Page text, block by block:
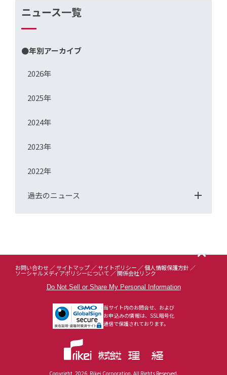
ニュース一覧
●年別アーカイブ
2026年
2025年
2024年
2023年
2022年
過去のニュース
お問い合わせ サイトマップ サイトポリシー 個人情報保護方針
ソーシャルメディアポリシーについて 関係会社リンク
Do Not Sell or Share My Personal Information
当サイト内のお問合せ、および
お申込みの情報は、SSL暗号化
通信で保護されております。
Copyright 2026 Rikei Corporation. All Rights Reserved.